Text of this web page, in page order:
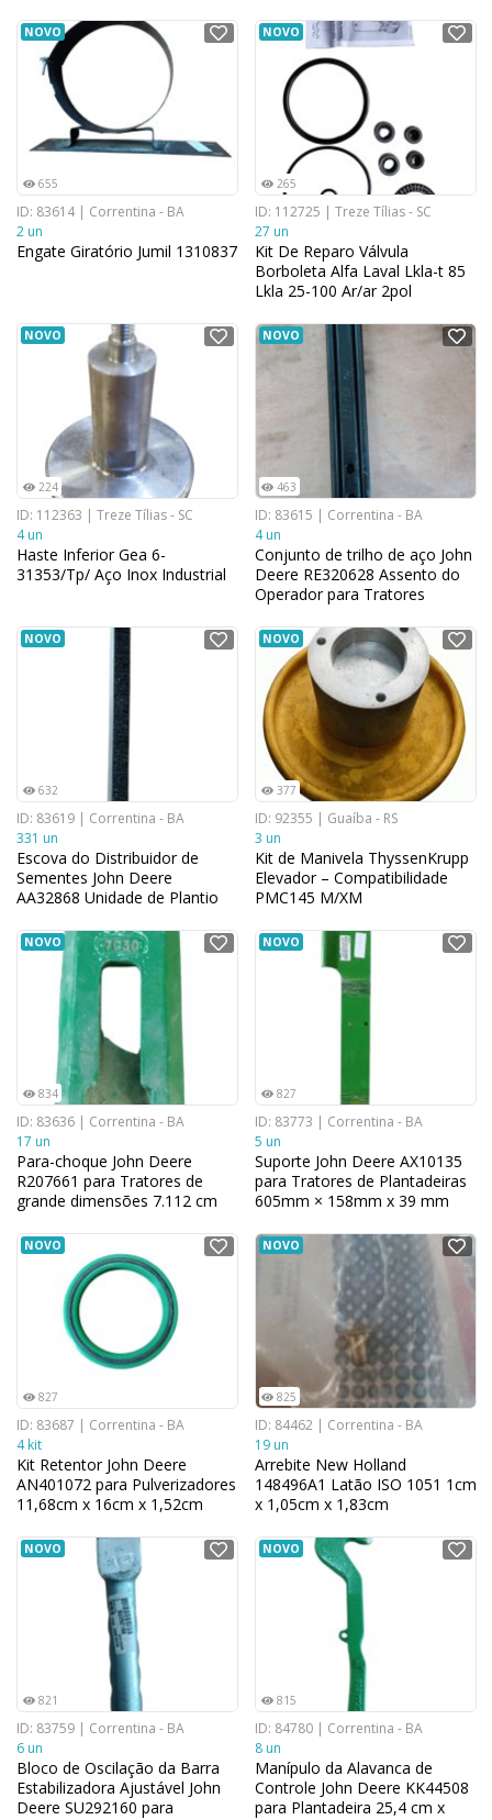
NOVO
655
ID: 83614 | Correntina - BA
2 un
Engate Giratório Jumil 1310837
NOVO
265
ID: 112725 | Treze Tílias - SC
27 un
Kit De Reparo Válvula
Borboleta Alfa Laval Lkla-t 85
Lkla 25-100 Ar/ar 2pol
NOVO
224
ID: 112363 | Treze Tílias - SC
4 un
Haste Inferior Gea 6-
31353/Tp/ Aço Inox Industrial
NOVO
463
ID: 83615 | Correntina - BA
4 un
Conjunto de trilho de aço John
Deere RE320628 Assento do
Operador para Tratores
NOVO
632
ID: 83619 | Correntina - BA
331 un
Escova do Distribuidor de
Sementes John Deere
AA32868 Unidade de Plantio
19,0 cm
NOVO
377
ID: 92355 | Guaíba - RS
3 un
Kit de Manivela ThyssenKrupp
Elevador – Compatibilidade
PMC145 M/XM
NOVO
834
ID: 83636 | Correntina - BA
17 un
Para-choque John Deere
R207661 para Tratores de
grande dimensões 7.112 cm
NOVO
827
ID: 83773 | Correntina - BA
5 un
Suporte John Deere AX10135
para Tratores de Plantadeiras
605mm × 158mm x 39 mm
NOVO
827
ID: 83687 | Correntina - BA
4 kit
Kit Retentor John Deere
AN401072 para Pulverizadores
11,68cm x 16cm x 1,52cm
NOVO
825
ID: 84462 | Correntina - BA
19 un
Arrebite New Holland
148496A1 Latão ISO 1051 1cm
x 1,05cm x 1,83cm
NOVO
821
ID: 83759 | Correntina - BA
6 un
Bloco de Oscilação da Barra
Estabilizadora Ajustável John
Deere SU292160 para
NOVO
815
ID: 84780 | Correntina - BA
8 un
Manípulo da Alavanca de
Controle John Deere KK44508
para Plantadeira 25,4 cm x